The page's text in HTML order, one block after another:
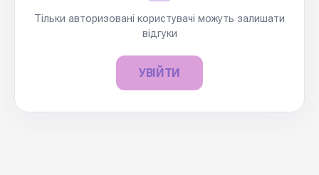
Тільки авторизовані користувачі можуть залишати
відгуки
УВІЙТИ